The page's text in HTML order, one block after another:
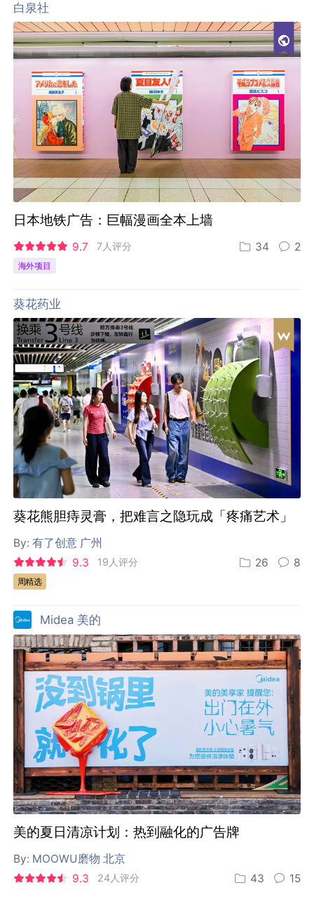
白泉社
日本地铁广告：巨幅漫画全本上墙
9.7 7人评分 34 2
海外项目
葵花药业
葵花熊胆痔灵膏，把难言之隐玩成「疼痛艺术」
By:有了创意 广州
9.3
19人评分 26 8
周精选
Midea 美的
美的夏日清凉计划：热到融化的广告牌
By: MOOWU磨物 北京
9.3
24人评分 43 15